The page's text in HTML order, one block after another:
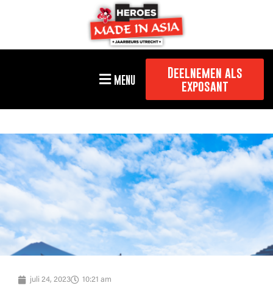
MENU
Deelnemen als
exposant
juli 24, 2023 10:21 am